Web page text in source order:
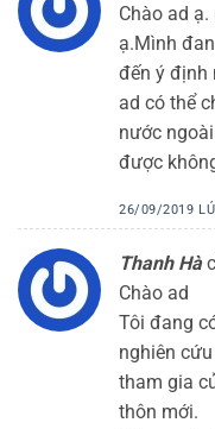
Chào ad
ạ.Mình
đến ý định
ad có thể
nước
được
26/09/2019
Thanh Hà
Chào ad
Tôi đang
nghiên
tham gia
thôn mới.